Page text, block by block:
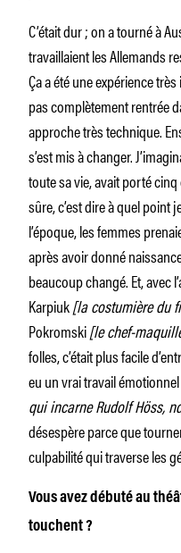
C’était dur ; on a tourné à
travaillaient les Allemands
Ça a été une expérience
pas complètement rentrée
approche très technique.
s’est mis à changer.
toute sa vie, avait porté
sûre, c’est dire à quel point
l’époque, les femmes
après avoir donné
beaucoup changé. Et, avec
Karpiuk[la costumière du
Pokromski[le chef-
folles, c’était plus facile
eu un vrai travail
qui incarne Rudolf Höss,
désespère parce que
culpabilité qui traverse les
Vous avez débuté au
touchent ?